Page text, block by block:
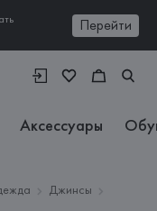
Перейти
Аксессуары
Джинсы